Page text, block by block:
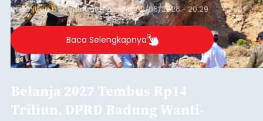
Submitted bycontributoronThu, 08/06/2026 - 20:29
Baca Selengkapnya
Belanja 2027 Tembus Rp14
Triliun, DPRD Badung Wanti-